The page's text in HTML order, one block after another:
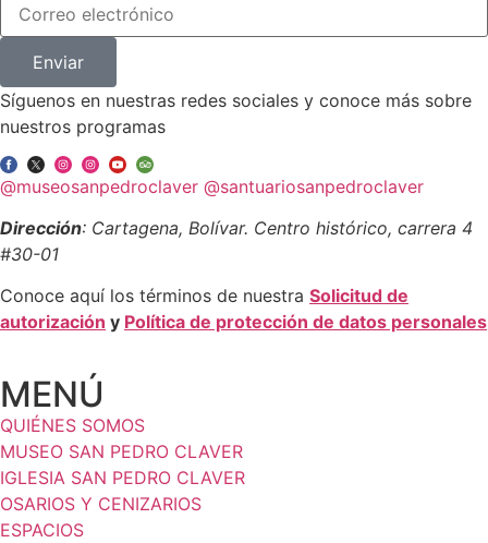
Enviar
Síguenos en nuestras redes sociales y conoce más sobre
nuestros programas
@museosanpedroclaver @santuariosanpedroclaver
Dirección: Cartagena, Bolívar. Centro histórico, carrera 4
#30-01
Conoce aquí los términos de nuestra Solicitud de
autorización y Política de protección de datos personales
MENÚ
QUIÉNES SOMOS
MUSEO SAN PEDRO CLAVER
IGLESIA SAN PEDRO CLAVER
OSARIOS Y CENIZARIOS
ESPACIOS